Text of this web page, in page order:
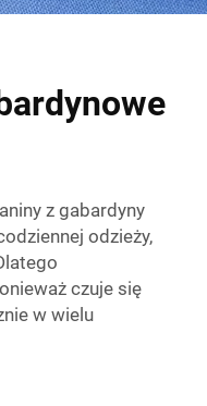
z gabardyny
odzieży,
czuje się
w wielu